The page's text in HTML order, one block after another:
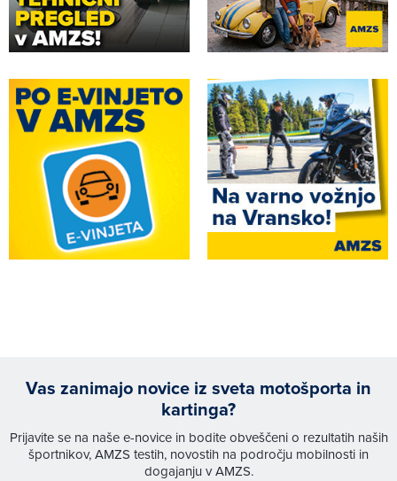
Vas zanimajo novice iz sveta motošporta in
kartinga?
Prijavite se na naše e-novice in bodite obveščeni o rezultatih naših
športnikov, AMZS testih, novostih na področju mobilnosti in
dogajanju v AMZS.